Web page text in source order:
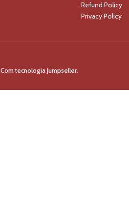
Refund Policy
Privacy Policy
Com tecnologia Jumpseller.